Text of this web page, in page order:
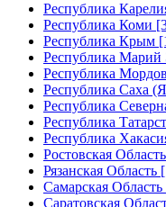
Республика
Республика Коми
Республика Крым
Республика
Республика
Республика Саха
Республика
Республика
Республика
Ростовская
Рязанская Область
Самарская
Саратовская